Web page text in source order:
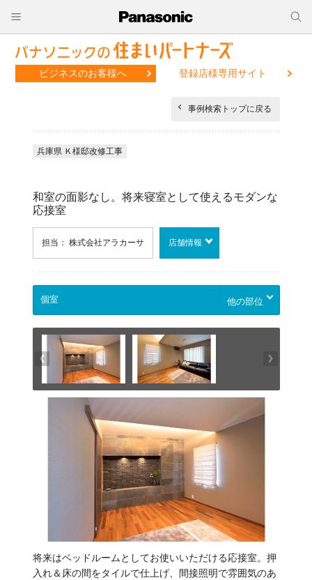
ビジネスのお客様へ 登録店様専用サイト
事例検索トップに戻る
兵庫県 Ｋ様邸改修工事
和室の面影なし。将来寝室として使えるモダンな
応接室
担当： 株式会社アラカーサ 店舗情報
他の部位
将来はベッドルームとしてお使いいただける応接室。押
入れ＆床の間をタイルで仕上げ、間接照明で雰囲気のあ